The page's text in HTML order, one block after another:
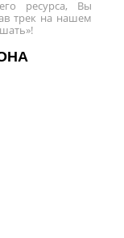
ресурса, Вы
трек на нашем